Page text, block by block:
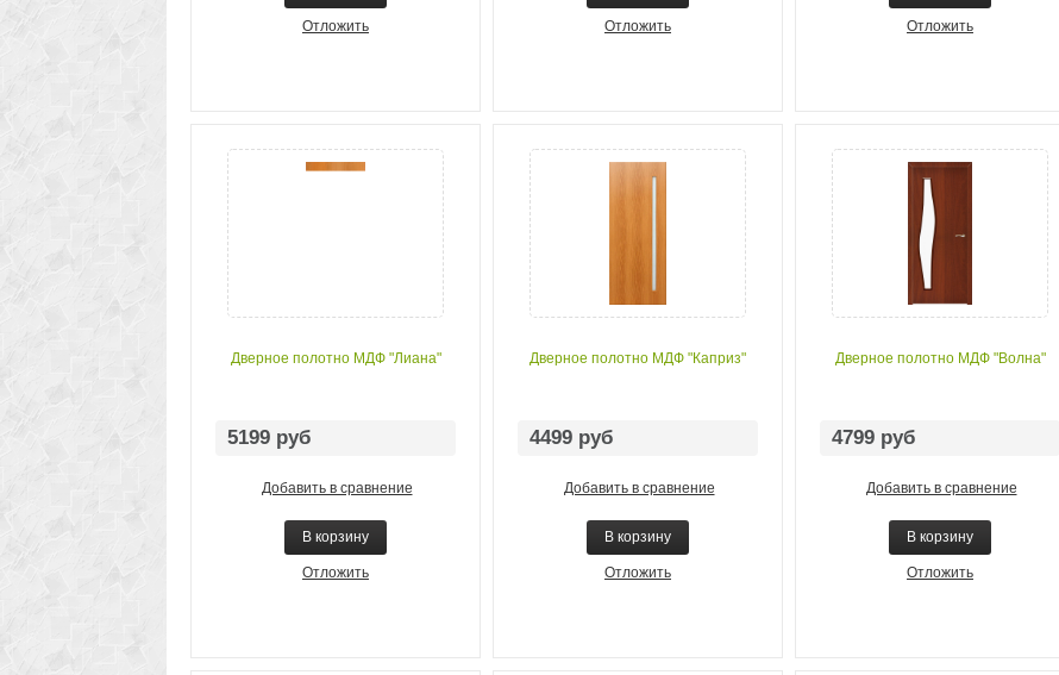
Отложить Отложить Отложить
Дверное полотно МДФ "Лиана"
5199 руб
Добавить в сравнение
В корзину
Отложить
Дверное полотно МДФ "Каприз"
4499 руб
Добавить в сравнение
В корзину
Отложить
Дверное полотно МДФ "Волна"
4799 руб
Добавить в сравнение
В корзину
Отложить